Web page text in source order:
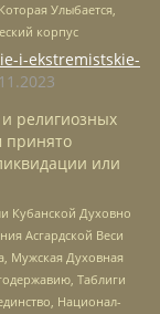
Улыбается,
корпус
i-ekstremistskie-
религиозных
принято
или
Кубанской Духовно
Асгардской Веси
Мужская Духовная
Таблиги
Национал-